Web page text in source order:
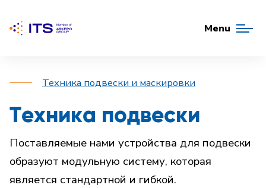
Menu
Техника подвески и маскировки
Техника подвески
Поставляемые нами устройства для подвески
образуют модульную систему, которая
является стандартной и гибкой.